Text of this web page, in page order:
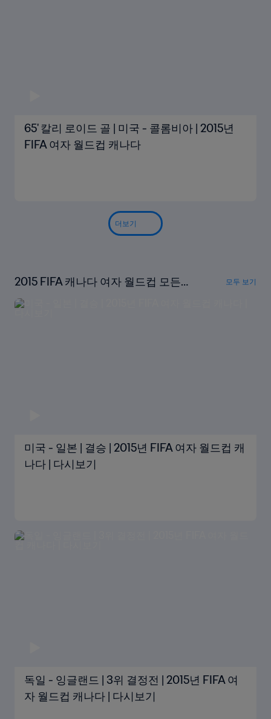
65' 칼리 로이드 골 | 미국 - 콜롬비아 | 2015년
FIFA 여자 월드컵 캐나다
더보기
2015 FIFA 캐나다 여자 월드컵 모든
경기 다시보기
모두 보기
미국 - 일본 | 결승 | 2015년 FIFA 여자 월드컵 캐
나다 | 다시보기
독일 - 잉글랜드 | 3위 결정전 | 2015년 FIFA 여
자 월드컵 캐나다 | 다시보기